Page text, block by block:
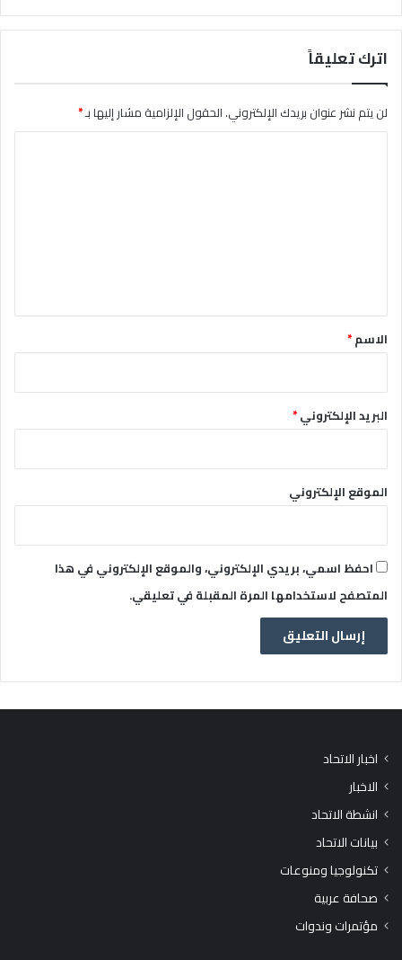
اترك تعليقاً
لن يتم نشر عنوان بريدك الإلكتروني.الحقول الإلزامية مشار إليها بـ*
*الاسم*
البريد الإلكتروني*
الموقع الإلكتروني
احفظ اسمي، بريدي الإلكتروني، والموقع الإلكتروني في هذا
المتصفح لاستخدامها المرة المقبلة في تعليقي.
اخبار الاتحاد
الاخبار
انشطة الاتحاد
بيانات الاتحاد
تكنولوجيا ومنوعات
صحافة عربية
مؤتمرات وندوات